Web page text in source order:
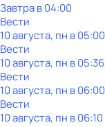
Завтра в 04:00
Вести
10 августа, пн в 05:00
Вести
10 августа, пн в 05:36
Вести
10 августа, пн в 06:00
Вести
10 августа, пн в 06:10